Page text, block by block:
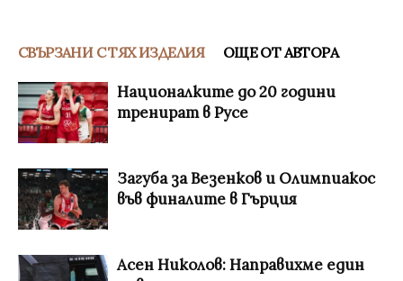
СВЪРЗАНИ С ТЯХ ИЗДЕЛИЯ ОЩЕ ОТ АВТОРА
Националките до 20 години
тренират в Русе
Загуба за Везенков и Олимпиакос
във финалите в Гърция
Асен Николов: Направихме един